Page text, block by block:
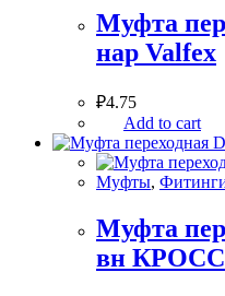
Муфта
нар Valfex
₽4.75
Add to cart
Муфты,
Муфта
вн КРОСС